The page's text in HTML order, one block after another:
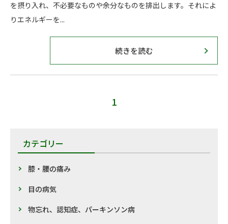
を摂り入れ、不必要なものや余分なものを排出します。それによ
りエネルギーを...
続きを読む
1
カテゴリー
膝・腰の痛み
目の病気
物忘れ、認知症、パーキンソン病